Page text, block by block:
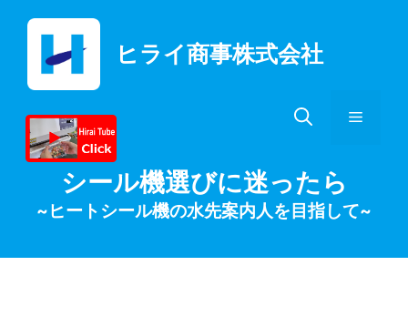
ヒライ商事株式会社
メ
シール機選びに迷ったら
~ヒートシール機の水先案内人を目指して~